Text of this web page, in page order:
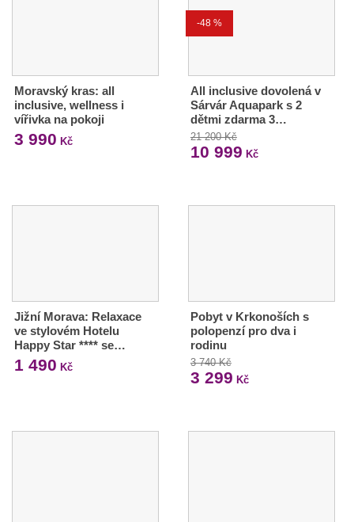
Moravský kras: all
inclusive, wellness i
vířivka na pokoji
3 990 Kč
-48 %
All inclusive dovolená v
Sárvár Aquapark s 2
dětmi zdarma 3…
21 200 Kč
10 999 Kč
Jižní Morava: Relaxace
ve stylovém Hotelu
Happy Star **** se…
1 490 Kč
Pobyt v Krkonoších s
polopenzí pro dva i
rodinu
3 740 Kč
3 299 Kč